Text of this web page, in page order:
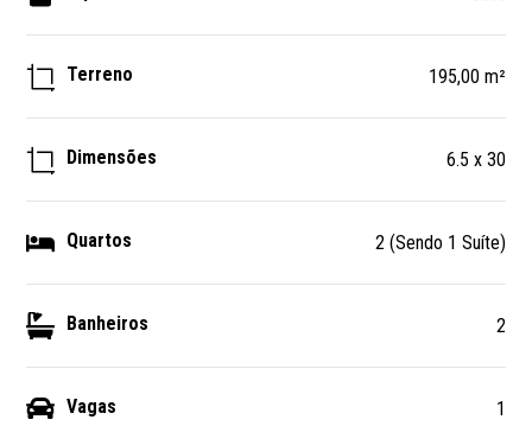
Terreno 195,00 m²
Dimensões 6.5 x 30
Quartos 2 (Sendo 1 Suíte)
Banheiros 2
Vagas 1